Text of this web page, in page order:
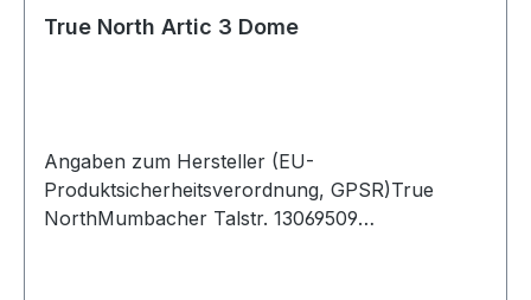
True North Artic 3 Dome
Angaben zum Hersteller (EU-
Produktsicherheitsverordnung, GPSR)True
NorthMumbacher Talstr. 13069509